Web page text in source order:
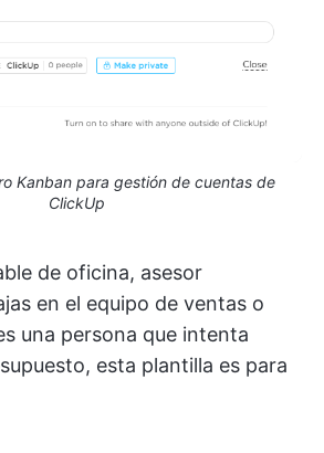
Kanban para gestión de cuentas de
ClickUp
de oficina, asesor
en el equipo de ventas o
una persona que intenta
esta plantilla es para